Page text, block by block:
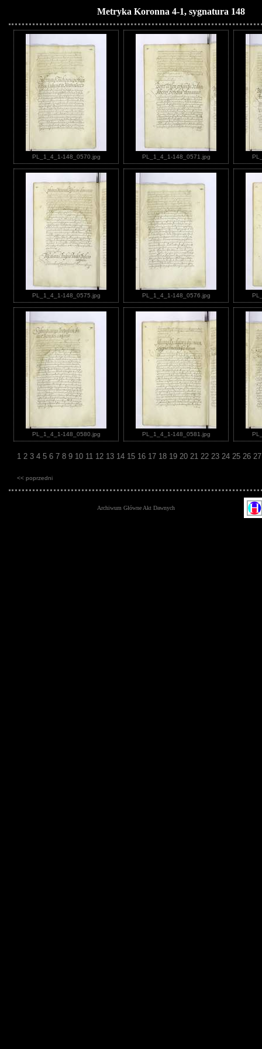
Metryka Koronna 4-1, sygnatura 148
PL_1_4_1-148_0570.jpg PL_1_4_1-148_0571.jpg
PL_1_4_1-148_0575.jpg PL_1_4_1-148_0576.jpg
PL_1_4_1-148_0580.jpg PL_1_4_1-148_0581.jpg
1 2 3 4 5 6 7 8 9 10 11 12 13 14 15 16 17 18 19 20 21 22 23 24 25 26
<< poprzedni
Archiwum Główne Akt Dawnych